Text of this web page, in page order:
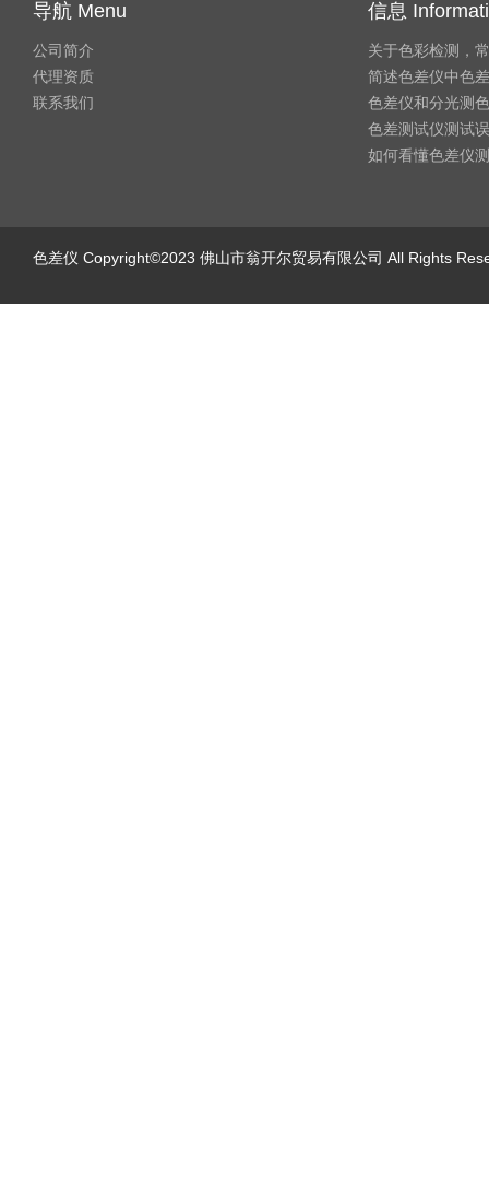
导航 Menu
公司简介
代理资质
联系我们
信息
关于色彩检测，
简述色差仪中色
色差仪和分光测
色差测试仪测试
如何看懂色差仪
色差仪 Copyright©2023 佛山市翁开尔贸易有限公司 All Rights